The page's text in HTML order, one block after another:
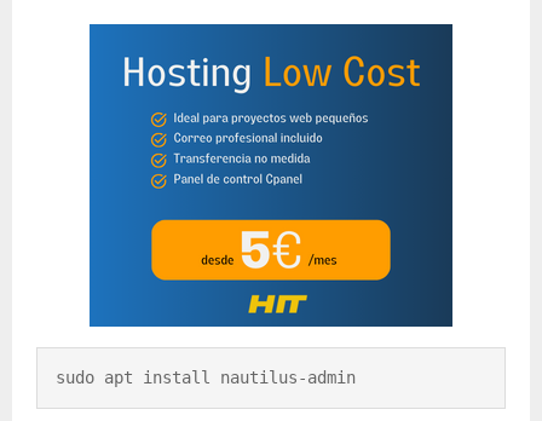
sudo apt install nautilus-admin